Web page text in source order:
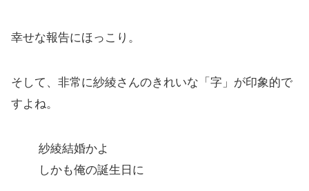
幸せな報告にほっこり。
そして、非常に紗綾さんのきれいな「字」が印象的で
すよね。
紗綾結婚かよ
しかも俺の誕生日に